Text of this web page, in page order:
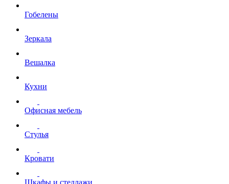
Гобелены
Зеркала
Вешалка
Кухни
Офисная мебель
Стулья
Кровати
Шкафы и стеллажи